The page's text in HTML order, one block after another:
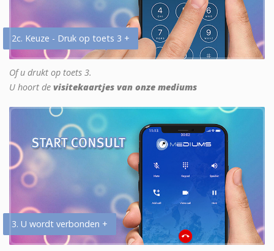
2c. Keuze - Druk op toets 3 +
Of u drukt op toets 3.
U hoort de visitekaartjes van onze mediums
3. U wordt verbonden +